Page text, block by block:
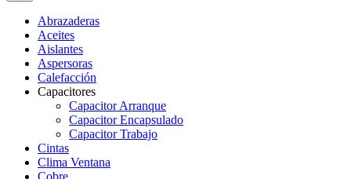
Abrazaderas
Aceites
Aislantes
Aspersoras
Calefacción
Capacitores
Capacitor Arranque
Capacitor Encapsulado
Capacitor Trabajo
Cintas
Clima Ventana
Cobre